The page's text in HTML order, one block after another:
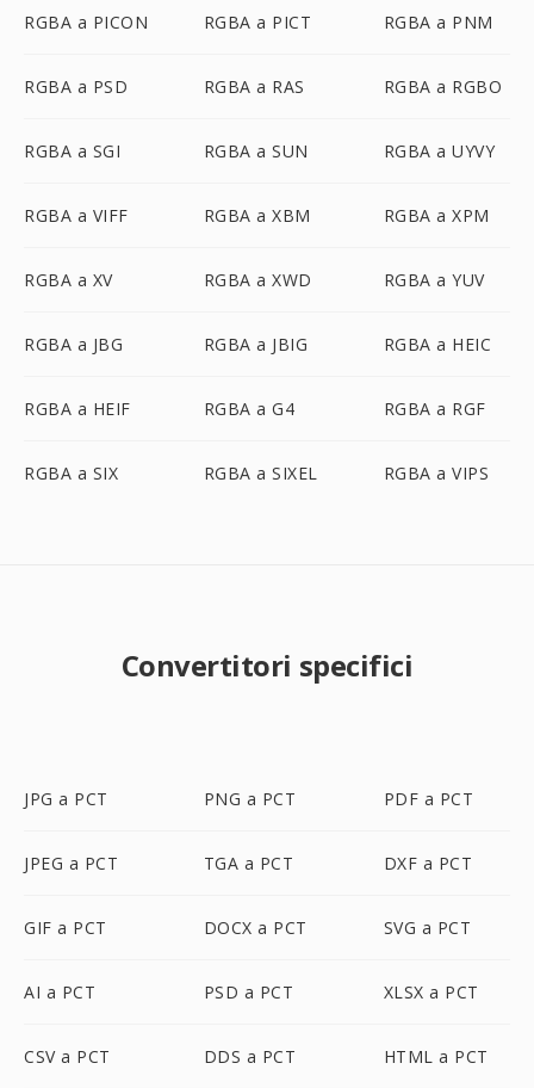
RGBA a PICON RGBA a PICT RGBA a PNM
RGBA a PSD RGBA a RAS RGBA a RGBO
RGBA a SGI RGBA a SUN RGBA a UYVY
RGBA a VIFF RGBA a XBM RGBA a XPM
RGBA a XV RGBA a XWD RGBA a YUV
RGBA a JBG RGBA a JBIG RGBA a HEIC
RGBA a HEIF RGBA a G4 RGBA a RGF
RGBA a SIX RGBA a SIXEL RGBA a VIPS
Convertitori specifici
JPG a PCT PNG a PCT PDF a PCT
JPEG a PCT TGA a PCT DXF a PCT
GIF a PCT DOCX a PCT SVG a PCT
AI a PCT PSD a PCT XLSX a PCT
CSV a PCT DDS a PCT HTML a PCT